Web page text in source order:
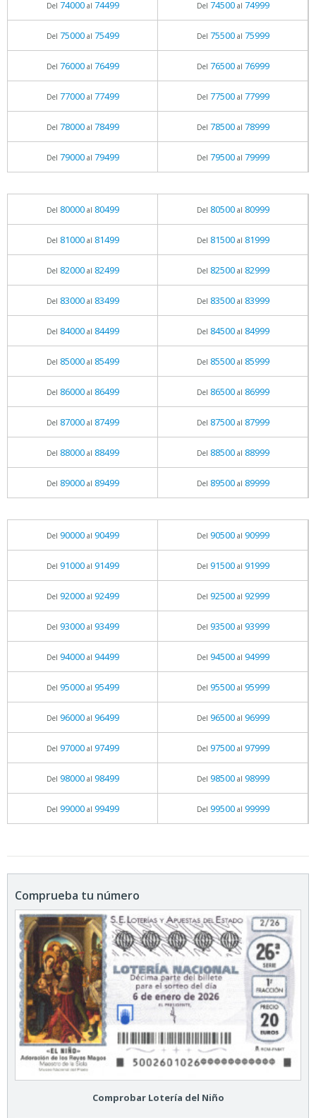
Del 74000al 74499 Del 74500al 74999
Del 75000al 75499 Del 75500al 75999
Del 76000al 76499 Del 76500al 76999
Del 77000al 77499 Del 77500al 77999
Del 78000al 78499 Del 78500al 78999
Del 79000al 79499 Del 79500al 79999
Del 80000al 80499 Del 80500al 80999
Del 81000al 81499 Del 81500al 81999
Del 82000al 82499 Del 82500al 82999
Del 83000al 83499 Del 83500al 83999
Del 84000al 84499 Del 84500al 84999
Del 85000al 85499 Del 85500al 85999
Del 86000al 86499 Del 86500al 86999
Del 87000al 87499 Del 87500al 87999
Del 88000al 88499 Del 88500al 88999
Del 89000al 89499 Del 89500al 89999
Del 90000al 90499 Del 90500al 90999
Del 91000al 91499 Del 91500al 91999
Del 92000al 92499 Del 92500al 92999
Del 93000al 93499 Del 93500al 93999
Del 94000al 94499 Del 94500al 94999
Del 95000al 95499 Del 95500al 95999
Del 96000al 96499 Del 96500al 96999
Del 97000al 97499 Del 97500al 97999
Del 98000al 98499 Del 98500al 98999
Del 99000al 99499 Del 99500al 99999
Comprueba tu número
Comprobar Lotería del Niño